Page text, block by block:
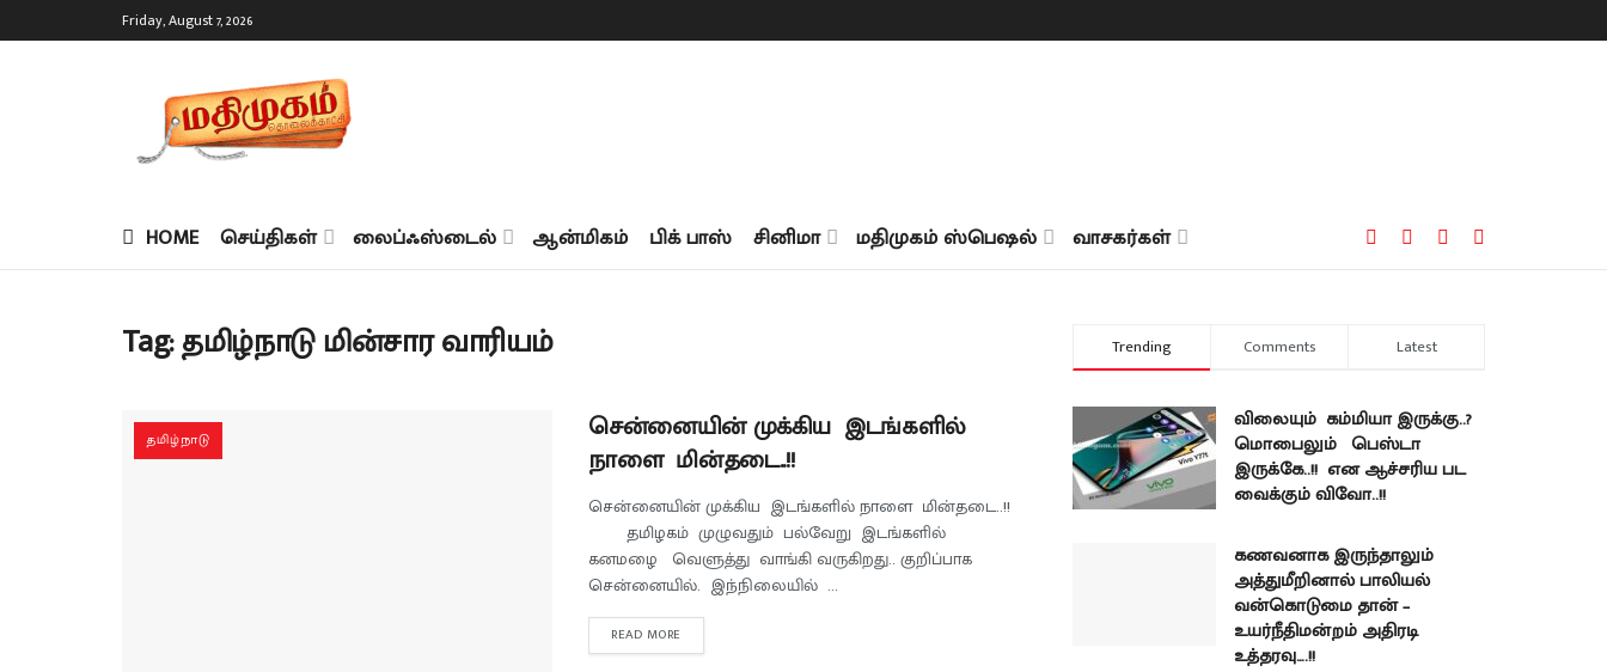
Friday, August 7, 2026
HOME செய்திகள் லைப்ஃஸ்டைல் ஆன்மிகம் பிக் பாஸ் சினிமா மதிமுகம் ஸ்பெஷல் வாசகர்கள்
Tag:தமிழ்நாடு மின்சார வாரியம்
தமிழ்நாடு
சென்னையின் முக்கிய இடங்களில்
நாளை மின்தடை..!!
சென்னையின் முக்கிய இடங்களில் நாளை மின்தடை..!!
தமிழகம் முழுவதும் பல்வேறு இடங்களில்
கனமழை வெளுத்து வாங்கி வருகிறது.. குறிப்பாக
சென்னையில். இந்நிலையில் ...
READ MORE
Trending Comments Latest
விலையும் கம்மியா இருக்கு..?
மொபைலும் பெஸ்டா
இருக்கே..!! என ஆச்சரிய பட
வைக்கும் விவோ..!!
கணவனாக இருந்தாலும்
அத்துமீறினால் பாலியல்
வன்கொடுமை தான் –
உயர்நீதிமன்றம் அதிரடி
உத்தரவு….!!